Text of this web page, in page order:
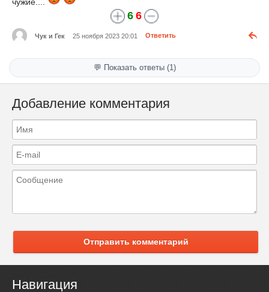
чужие....
6 6
Чук и Гек 25 ноября 2023 20:01 Ответить
💬 Показать ответы (1)
Добавление комментария
Отправить комментарий
Навигация